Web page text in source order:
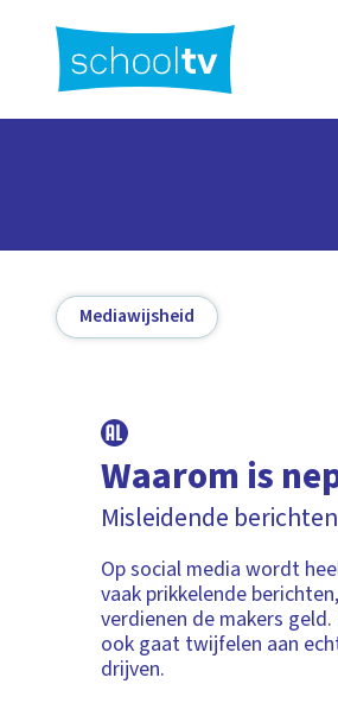
hoofdinhoud
Mediawijsheid
Waarom is
Misleidende
Op social media wordt
vaak prikkelende
verdienen de makers
ook gaat twijfelen aan
drijven.